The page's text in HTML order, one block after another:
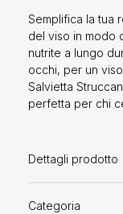
Semplifica la tua
del viso in modo
nutrite a lungo
occhi, per un
Salvietta
perfetta per chi
Dettagli prodotto
Categoria